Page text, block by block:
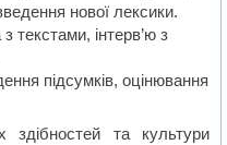
нової лексики.
текстами, інтерв’ю з
підсумків, оцінювання
здібностей та культури